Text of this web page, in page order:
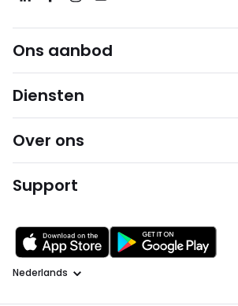
Ons aanbod
Diensten
Over ons
Support
Taal